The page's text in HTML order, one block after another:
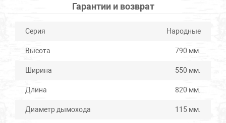
Гарантии и возврат
Серия Народные
Высота 790 мм.
Ширина 550 мм.
Длина 820 мм.
Диаметр дымохода 115 мм.